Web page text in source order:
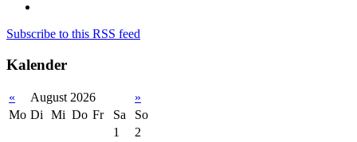
Subscribe to this RSS feed
Kalender
« August 2026
»
Mo Di Mi Do Fr Sa
So
1
2